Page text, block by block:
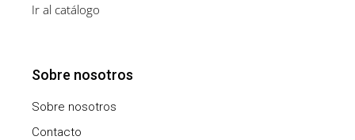
Ir al catálogo
Sobre nosotros
Sobre nosotros
Contacto